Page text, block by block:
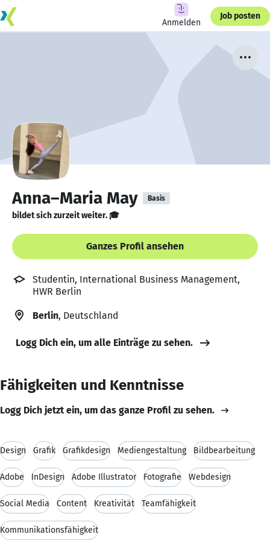
Anmelden
Job posten
Anna–Maria May Basis
bildet sich zurzeit weiter. 🎓
Ganzes Profil ansehen
Studentin, International Business Management,
HWR Berlin
Berlin, Deutschland
Logg Dich ein, um alle Einträge zu sehen.
Fähigkeiten und Kenntnisse
Logg Dich jetzt ein, um das ganze Profil zu sehen.
Design Grafik Grafikdesign Mediengestaltung Bildbearbeitung
Adobe InDesign Adobe Illustrator Fotografie Webdesign
Social Media Content Kreativität Teamfähigkeit
Kommunikationsfähigkeit